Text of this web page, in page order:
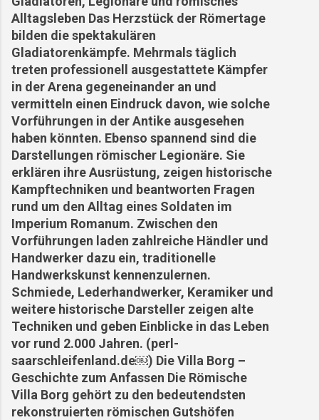
Alltagsleben Das Herzstück der Römertage
bilden die spektakulären
Gladiatorenkämpfe. Mehrmals täglich
treten professionell ausgestattete Kämpfer
in der Arena gegeneinander an und
vermitteln einen Eindruck davon, wie solche
Vorführungen in der Antike ausgesehen
haben könnten. Ebenso spannend sind die
Darstellungen römischer Legionäre. Sie
erklären ihre Ausrüstung, zeigen historische
Kampftechniken und beantworten Fragen
rund um den Alltag eines Soldaten im
Imperium Romanum. Zwischen den
Vorführungen laden zahlreiche Händler und
Handwerker dazu ein, traditionelle
Handwerkskunst kennenzulernen.
Schmiede, Lederhandwerker, Keramiker und
weitere historische Darsteller zeigen alte
Techniken und geben Einblicke in das Leben
vor rund 2.000 Jahren. (perl-
saarschleifenland.de⁠￼) Die Villa Borg –
Geschichte zum Anfassen Die Römische
Villa Borg gehört zu den bedeutendsten
rekonstruierten römischen Gutshöfen